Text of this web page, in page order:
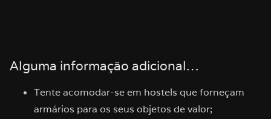
Alguma informação adicional…
Tente acomodar-se em hostels que forneçam
armários para os seus objetos de valor;